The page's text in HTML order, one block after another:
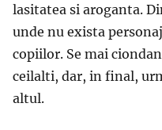
lasitatea si aroganta.
unde nu exista
copiilor. Se mai
ceilalti, dar, in final,
altul.